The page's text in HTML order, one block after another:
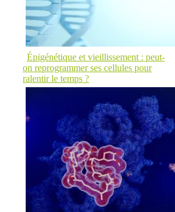
Épigénétique et vieillissement : peut-
on reprogrammer ses cellules pour
ralentir le temps ?